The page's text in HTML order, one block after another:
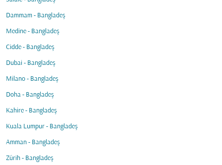
Dammam - Bangladeş
Medine - Bangladeş
Cidde - Bangladeş
Dubai - Bangladeş
Milano - Bangladeş
Doha - Bangladeş
Kahire - Bangladeş
Kuala Lumpur - Bangladeş
Amman - Bangladeş
Zürih - Bangladeş